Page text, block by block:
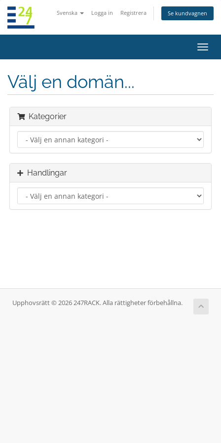
Svenska Logga in Registrera Se kundvagnen
Växla
Välj en domän...
Kategorier
Handlingar
Upphovsrätt © 2026 247RACK. Alla rättigheter förbehållna.